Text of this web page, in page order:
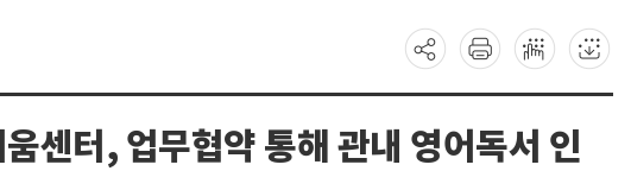
센터, 업무협약 통해 관내 영어독서 인